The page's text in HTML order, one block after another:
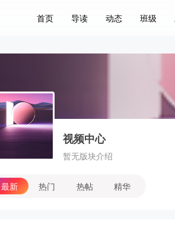
首页 导读 动态 班级
关于
视频中心
暂无版块介绍
最新 热门 热帖 精华